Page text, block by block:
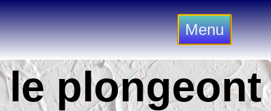
Menu
le plongeont